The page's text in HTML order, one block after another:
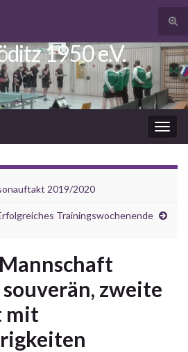
1950 e.V.
2019/2020
Trainingswochenende
zweite
mit